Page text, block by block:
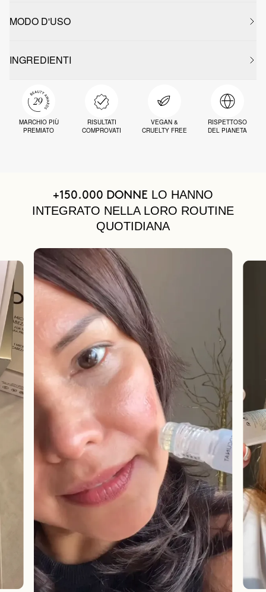
MODO D'USO
INGREDIENTI
MARCHIO PIÙ
PREMIATO
RISULTATI
COMPROVATI
VEGAN &
CRUELTY FREE
RISPETTOSO
DEL PIANETA
+150.000 DONNE LO HANNO
INTEGRATO NELLA LORO ROUTINE
QUOTIDIANA